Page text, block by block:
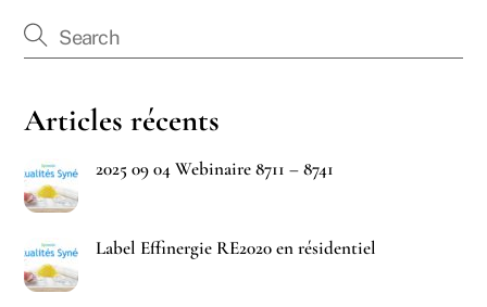
Articles récents
2025 09 04 Webinaire 8711 – 8741
Label Effinergie RE2020 en résidentiel